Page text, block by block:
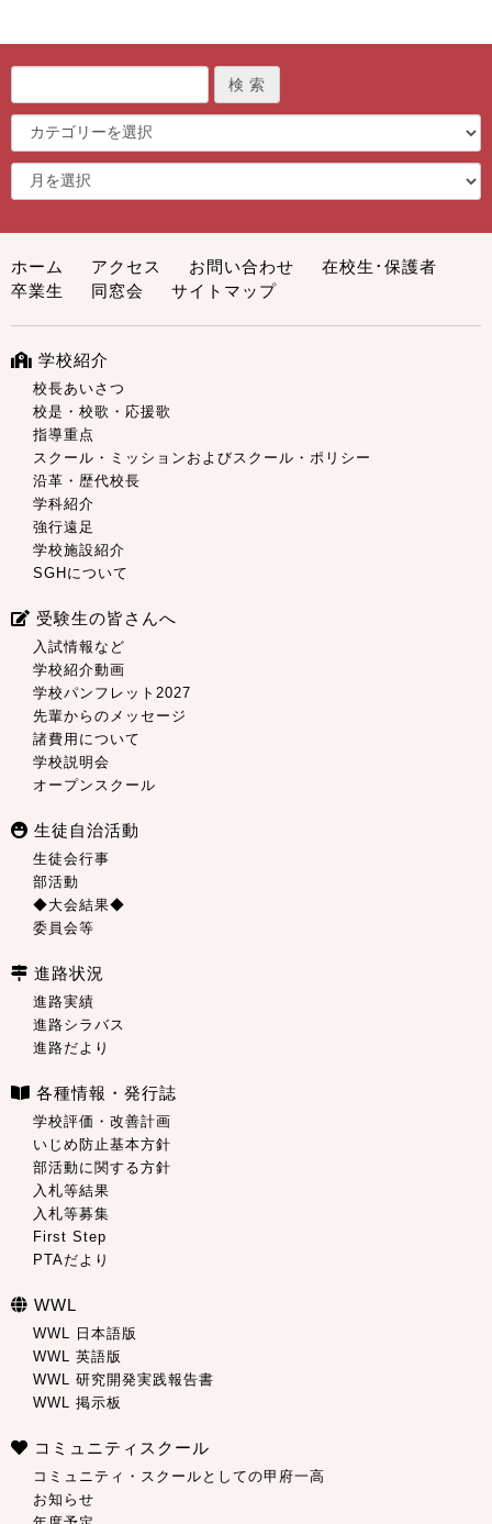
ホーム アクセス お問い合わせ
在校生･保護者
卒業生
同窓会 サイトマップ
学校紹介
校長あいさつ
校是・校歌・応援歌
指導重点
スクール・ミッションおよびスクール・ポリシー
沿革・歴代校長
学科紹介
強行遠足
学校施設紹介
SGHについて
受験生の皆さんへ
入試情報など
学校紹介動画
学校パンフレット2027
先輩からのメッセージ
諸費用について
学校説明会
オープンスクール
生徒自治活動
生徒会行事
部活動
◆大会結果◆
委員会等
進路状況
進路実績
進路シラバス
進路だより
各種情報・発行誌
学校評価・改善計画
いじめ防止基本方針
部活動に関する方針
入札等結果
入札等募集
First Step
PTAだより
WWL
WWL 日本語版
WWL 英語版
WWL 研究開発実践報告書
WWL 掲示板
コミュニティスクール
コミュニティ・スクールとしての甲府一高
お知らせ